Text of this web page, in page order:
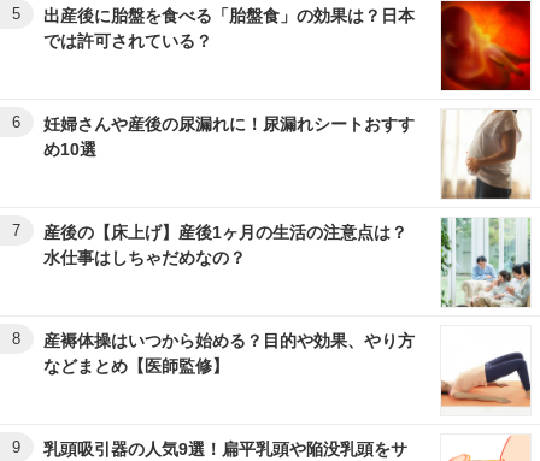
5
出産後に胎盤を食べる「胎盤食」の効果は？日本
では許可されている？
6
妊婦さんや産後の尿漏れに！尿漏れシートおすす
め10選
7
産後の【床上げ】産後1ヶ月の生活の注意点は？
水仕事はしちゃだめなの？
8
産褥体操はいつから始める？目的や効果、やり方
などまとめ【医師監修】
9
乳頭吸引器の人気9選！扁平乳頭や陥没乳頭をサ